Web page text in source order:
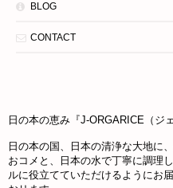
BLOG
CONTACT
日の本の恵み『J-ORGARICE（ジ
日の本の国、日本の清浄な大地に
おコメと、日本の水で丁寧に調理
ルに役立てていただけるようにお